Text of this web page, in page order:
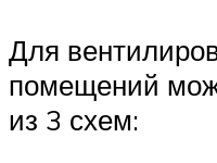
Для
помещений
из 3 схем: